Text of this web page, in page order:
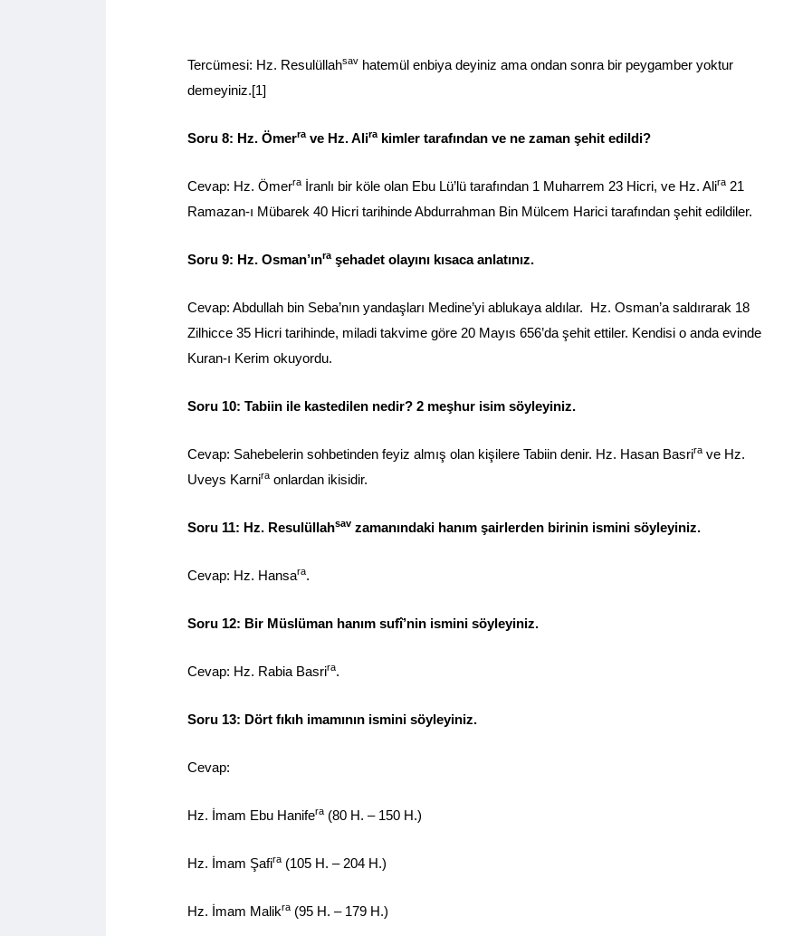
Tercümesi: Hz. Resulüllahsav hatemül enbiya deyiniz ama ondan sonra bir peygamber yoktur
demeyiniz.[1]
Soru 8: Hz. Ömerrave Hz. Alirakimler tarafından ve ne zaman şehit edildi?
Cevap: Hz. Ömerra İranlı bir köle olan Ebu Lü’lü tarafından 1 Muharrem 23 Hicri, ve Hz. Alira 21
Ramazan-ı Mübarek 40 Hicri tarihinde Abdurrahman Bin Mülcem Harici tarafından şehit edildiler.
Soru 9: Hz. Osman’ınraşehadet olayını kısaca anlatınız.
Cevap: Abdullah bin Seba’nın yandaşları Medine’yi ablukaya aldılar. Hz. Osman’a saldırarak 18
Zilhicce 35 Hicri tarihinde, miladi takvime göre 20 Mayıs 656’da şehit ettiler. Kendisi o anda evinde
Kuran-ı Kerim okuyordu.
Soru 10: Tabiin ile kastedilen nedir? 2 meşhur isim söyleyiniz.
Cevap: Sahebelerin sohbetinden feyiz almış olan kişilere Tabiin denir. Hz. Hasan Basrira ve Hz.
Uveys Karnira onlardan ikisidir.
Soru 11: Hz. Resulüllahsav zamanındaki hanım şairlerden birinin ismini söyleyiniz.
Cevap: Hz. Hansara.
Soru 12: Bir Müslüman hanım sufî’nin ismini söyleyiniz.
Cevap: Hz. Rabia Basrira.
Soru 13: Dört fıkıh imamının ismini söyleyiniz.
Cevap:
Hz. İmam Ebu Hanifera (80 H. – 150 H.)
Hz. İmam Şafira (105 H. – 204 H.)
Hz. İmam Malikra (95 H. – 179 H.)